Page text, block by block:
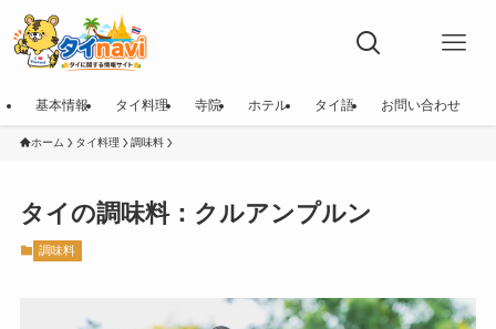
基本情報 タイ料理 寺院 ホテル タイ語 お問い合わせ
ホーム タイ料理 調味料
タイの調味料：クルアンプルン
調味料